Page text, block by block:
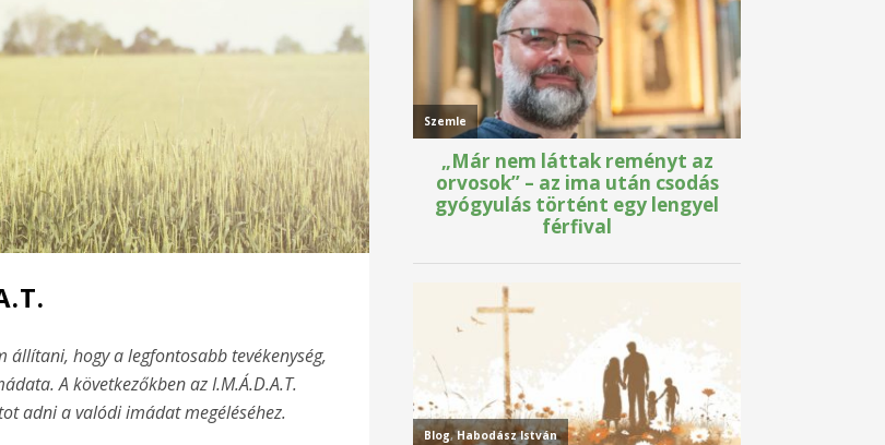
hogy a legfontosabb tevékenység,
A következőkben az I.M.Á.D.A.T.
adni a valódi imádat megéléséhez.